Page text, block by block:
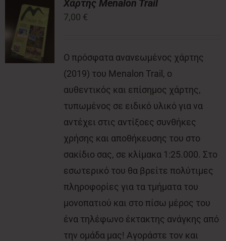
Νέα
Επικοινωνία
Χάρτης Menalon Trail
7,00 €
Ο πρόσφατα ανανεωμένος χάρτης
(2019) του Menalon Trail, ο
αυθεντικός και επίσημος χάρτης,
τυπωμένος σε ειδικό υλικό για να
αντέχει στις αντίξοες συνθήκες
χρήσης και αποθήκευσης του στο
σακίδιο σας, σε κλίμακα 1:25.000. Στο
εσωτερικό του θα βρείτε πολύτιμες
πληροφορίες για τα τμήματα του
μονοπατιού και στο πίσω μέρος του
ένα τηλέφωνο έκτακτης ανάγκης από
την ομάδα μας! Αγοράστε τον και